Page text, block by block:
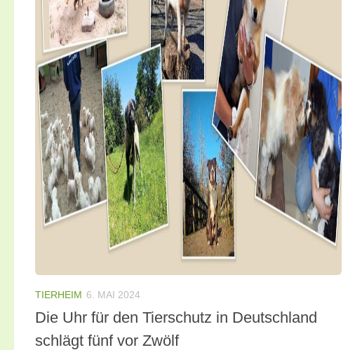
TIERHEIM 6. MAI 2024
Die Uhr für den Tierschutz in Deutschland
schlägt fünf vor Zwölf